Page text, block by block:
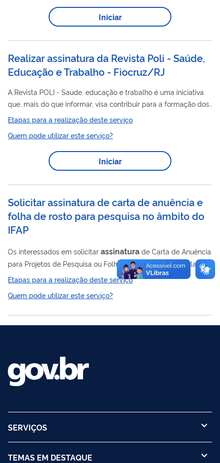
serviço sucedâneo dos atuais Serviços de Televisão por
: TV a Cabo - TVC, Serviço de Distribuição de
de Sinais de Televisão e de...
Iniciar
Realizar assinatura da Revista Poli - Saúde,
Educação e Trabalho - Fiocruz/RJ
A Revista POLI - Saúde, educação e trabalho é uma iniciativa
que, mais do que informar, visa contribuir para a formação dos
sujeitos - profissionais, estudantes, professores, gestores - que
atuam na interface entre essas três áreas. Desenvolvida por
uma instituição pública, ela não tem foco exclusivamente
institucional: é um jornalismo público a serviço do
fortalecimento da Educação Profissional em Saúde. A revista é
gratuitamente é da...
Etapas para a realização deste serviço
Quem pode utilizar este serviço?
Iniciar
Solicitar assinatura de carta de anuência e
folha de rosto para pesquisa no âmbito do
IFAP
Os interessados em solicitar assinatura de Carta de Anuência
para Projetos de Pesquisa ou Folha de Rosto (Emitida pela
Plataforma Brasil) para realizar pesquisa no âmbito do IFAP,
deverão realizar solicitação através deste serviço.
Etapas para a realização deste serviço
Quem pode utilizar este serviço?
SERVIÇOS
TEMAS EM DESTAQUE